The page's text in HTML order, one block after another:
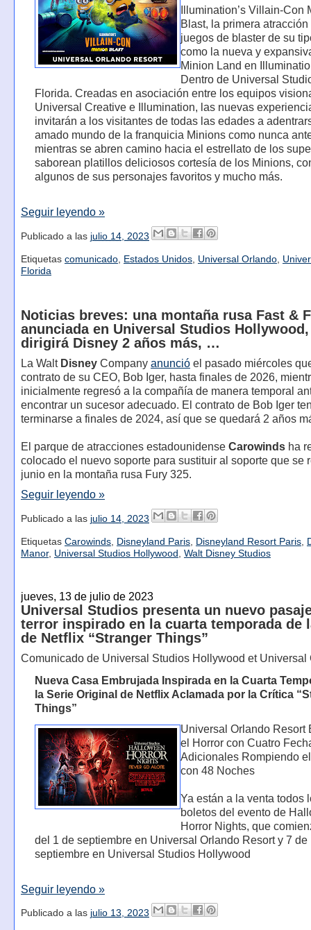
Illumination’s Villain-Con
Blast, la primera atracción
juegos de blaster de su
como la nueva y
Minion Land en
Dentro de Universal
Florida. Creadas en asociación entre los equipos
Universal Creative e Illumination, las nuevas
invitarán a los visitantes de todas las edades a
amado mundo de la franquicia Minions como nunca
mientras se abren camino hacia el estrellato de los
saborean platillos deliciosos cortesía de los Minions,
algunos de sus personajes favoritos y mucho más.
Seguir leyendo »
Publicado a las julio 14, 2023
Etiquetas comunicado, Estados Unidos, Universal Orlando,
Florida
Noticias breves: una montaña rusa Fast &
anunciada en Universal Studios
dirigirá Disney 2 años más, …
La Walt DisneyCompany anuncióel pasado miércoles
contrato de su CEO, Bob Iger, hasta finales de 2026,
inicialmente regresó a la compañía de manera temporal
encontrar un sucesor adecuado. El contrato de Bob Iger
terminarse a finales de 2024, así que se quedará 2 años
El parque de atracciones estadounidense Carowindsha
colocado el nuevo soporte para sustituir al soporte que se
junio en la montaña rusa Fury 325.
Seguir leyendo »
Publicado a las julio 14, 2023
Etiquetas Carowinds, Disneyland Paris, Disneyland Resort Paris,
Manor, Universal Studios Hollywood Walt Disney Studios
jueves, 13 de julio de 2023
Universal Studios presenta un nuevo
terror inspirado en la cuarta temporada de
de Netflix “Stranger Things”
Comunicado de Universal Studios Hollywood et Universal
Nueva Casa Embrujada Inspirada en la Cuarta
la Serie Original de Netflix Aclamada por la Crítica
Things”
Universal Orlando Resort
el Horror con Cuatro
Adicionales Rompiendo
con 48 Noches
Ya están a la venta todos
boletos del evento de
Horror Nights, que
del 1 de septiembre en Universal Orlando Resort y 7 de
septiembre en Universal Studios Hollywood
Seguir leyendo »
Publicado a las julio 13, 2023